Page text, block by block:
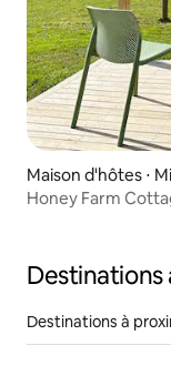
Maison d'hôtes ⋅
Honey Farm
Destinations
Destinations à